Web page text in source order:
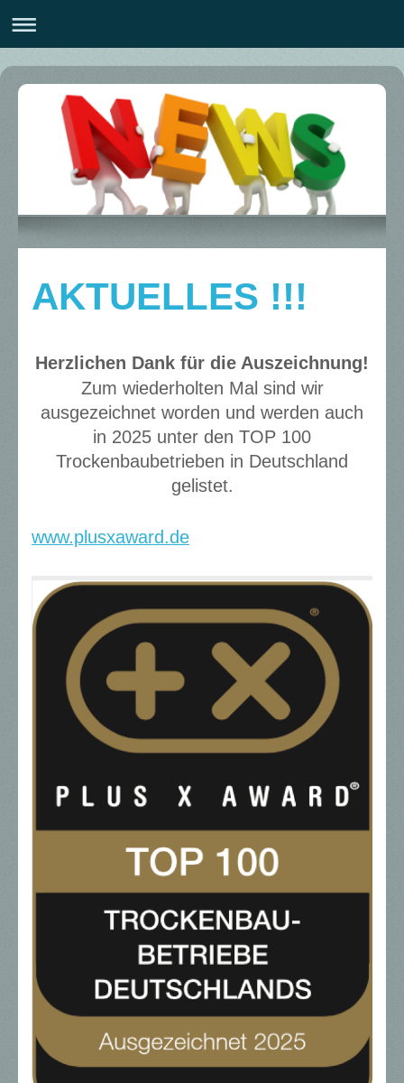
AKTUELLES !!!
Herzlichen Dank für die Auszeichnung!
Zum wiederholten Mal sind wir
ausgezeichnet worden und werden auch
in 2025 unter den TOP 100
Trockenbaubetrieben in Deutschland
gelistet.
www.plusxaward.de